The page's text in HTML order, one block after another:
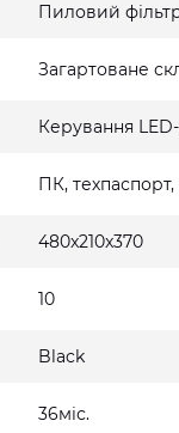
Пиловий
Загартоване
Керування
ПК,
480x210x370
10
Black
36міс.